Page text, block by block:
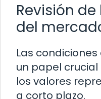
Revisión
del
Las
un papel
los valores
a corto plazo.